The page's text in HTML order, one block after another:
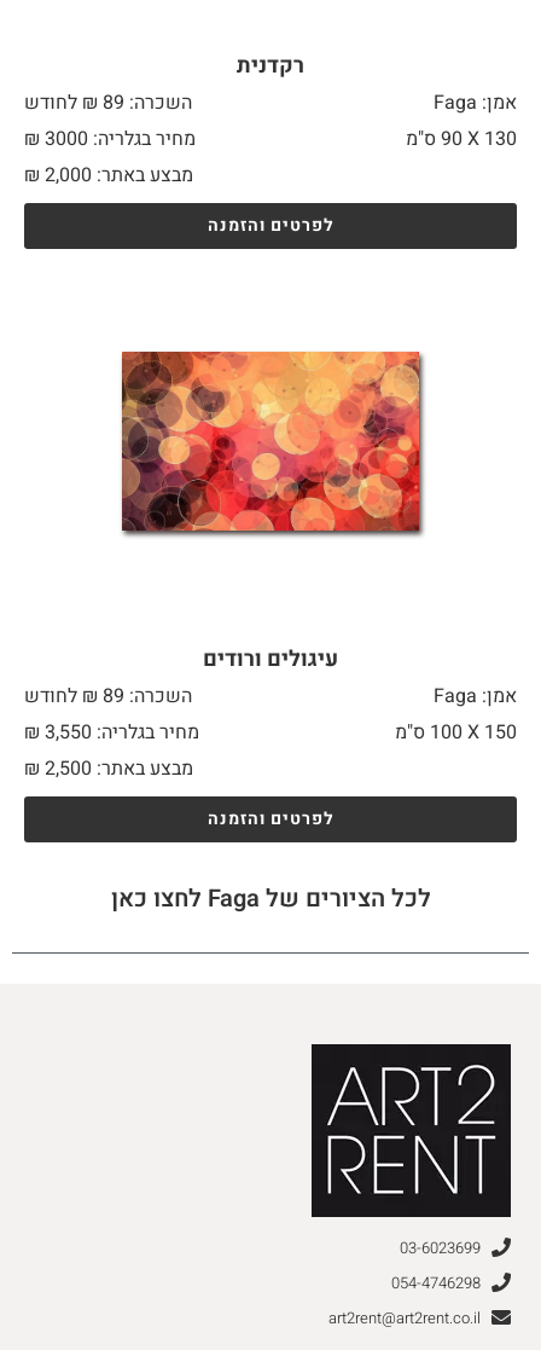
רקדנית
אמן: Faga
השכרה: 89 ₪ לחודש
130 X
מחיר בגלריה: 3000 ₪
מבצע באתר:
₪ 2,000
לפרטים והזמנה
עיגולים ורודים
אמן: Faga
השכרה: 89 ₪ לחודש
150 X
מחיר בגלריה: 3,550 ₪
מבצע באתר:
₪ 2,500
לפרטים והזמנה
לכל הציורים של Faga לחצו כאן
03-6023699
054-4746298
art2rent@art2rent.co.il